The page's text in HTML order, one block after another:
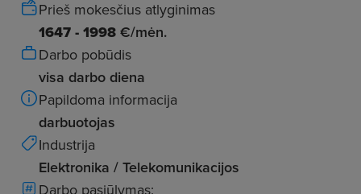
Prieš mokesčius atlyginimas
1647 - 1998 €/mėn.
Darbo pobūdis
visa darbo diena
Papildoma informacija
darbuotojas
Industrija
Elektronika / Telekomunikacijos
Darbo pasiūlymas: